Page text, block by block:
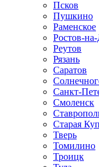
Псков
Пушкино
Раменское
Ростов-
Реутов
Рязань
Саратов
Санкт-
Смоленск
Старая
Тверь
Томилино
Троицк